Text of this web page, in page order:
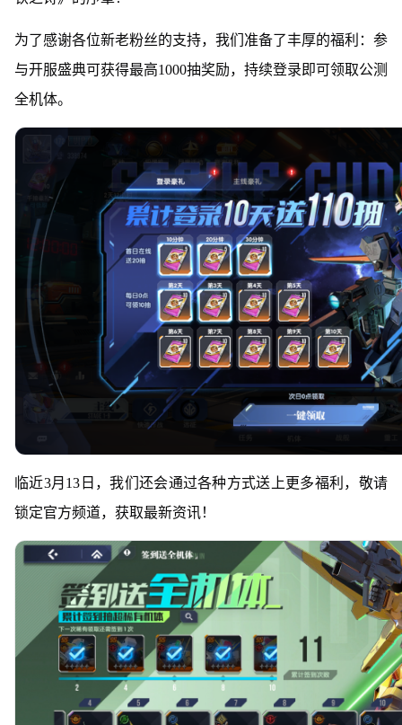
为了感谢各位新老粉丝的支持，我们准备了丰厚的福利：参
与开服盛典可获得最高1000抽奖励，持续登录即可领取公测
全机体。
临近3月13日，我们还会通过各种方式送上更多福利，敬请
锁定官方频道，获取最新资讯！